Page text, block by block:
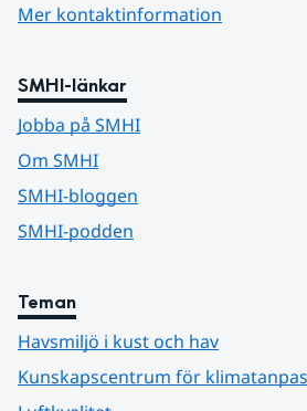
Mer kontaktinformation
SMHI-länkar
Jobba på SMHI
Om SMHI
SMHI-bloggen
SMHI-podden
Teman
Havsmiljö i kust och hav
Kunskapscentrum för